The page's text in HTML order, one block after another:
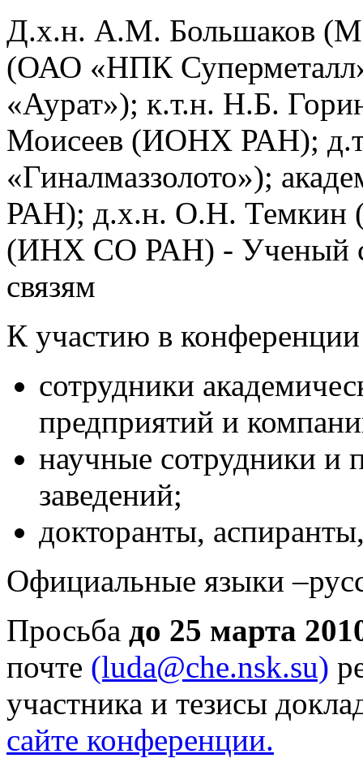
Д.х.н. А.М. Большаков
(ОАО «НПК
«Аурат»); к.т.н. Н.Б.
Моисеев (ИОНХ РАН);
«Гиналмаззолото»);
РАН); д.х.н. О.Н.
(ИНХ СО РАН) - Ученый
связям
К участию в
сотрудники
предприятий и
научные сотрудники и
заведений;
докторанты,
Официальные языки
Просьба до 25 марта
почте (luda@che.nsk.su)
участника и тезисы
сайте конференции.